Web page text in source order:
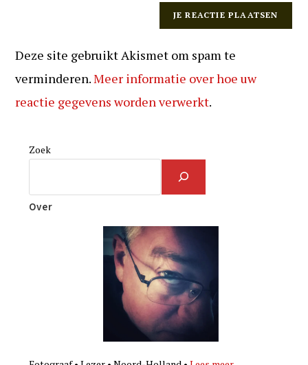
Deze site gebruikt Akismet om spam te
verminderen.Meer informatie over hoe uw
reactie gegevens worden verwerkt.
Zoek
Over